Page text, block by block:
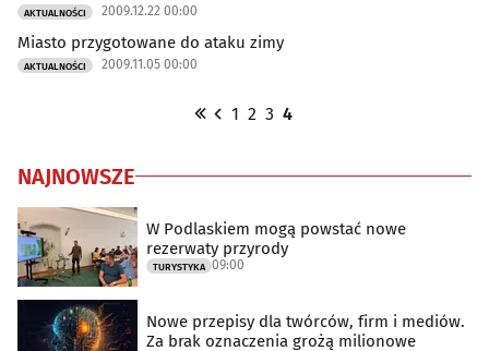
AKTUALNOŚCI 2009.12.22 00:00
Miasto przygotowane do ataku zimy
AKTUALNOŚCI 2009.11.05 00:00
1 2 3 4
NAJNOWSZE
W Podlaskiem mogą powstać nowe
rezerwaty przyrody
TURYSTYKA 09:00
Nowe przepisy dla twórców, firm i mediów.
Za brak oznaczenia grożą milionowe